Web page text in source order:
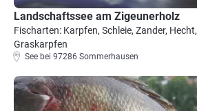
Landschaftssee am Zigeunerholz
Fischarten: Karpfen, Schleie, Zander, Hecht,
Graskarpfen
See bei 97286 Sommerhausen